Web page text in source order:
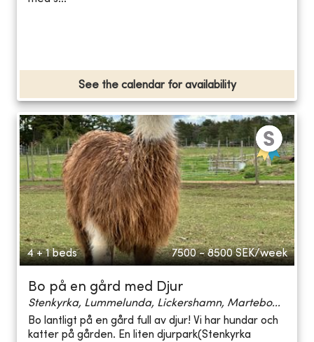
See the calendar for availability
4 + 1 beds 7500 - 8500 SEK/week
Bo på en gård med Djur
Stenkyrka, Lummelunda, Lickershamn, Martebo...
Bo lantligt på en gård full av djur! Vi har hundar och
katter på gården. En liten djurpark(Stenkyrka